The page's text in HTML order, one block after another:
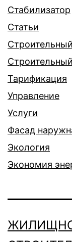
Стабилизатор
Статьи
Тарификация
Управление
Услуги
Фасад
Экология
Экономия